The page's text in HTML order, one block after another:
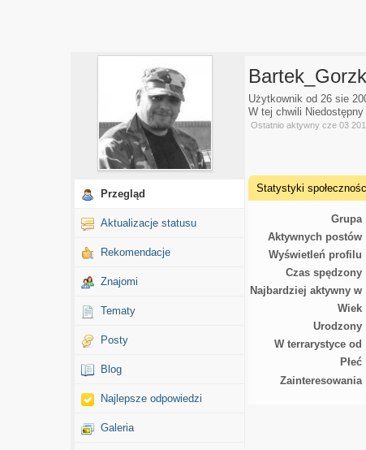
Przegląd
Aktualizacje statusu
Rekomendacje
Znajomi
Tematy
Posty
Blog
Najlepsze odpowiedzi
Galeria
Użytkownik od 26 sie
W tej chwili Niedostępny
Ostatnio aktywny cze 03
Statystyki
Grupa
Aktywnych postów
Wyświetleń profilu
Czas spędzony
Najbardziej aktywny w
Wiek
Urodzony
W terrarystyce od
Płeć
Zainteresowania